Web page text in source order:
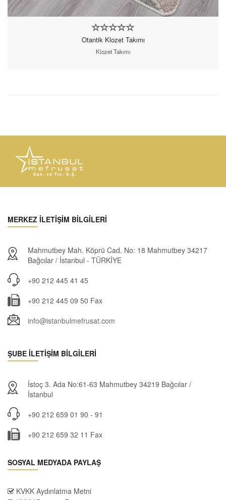
Otantik Klozet Takımı
Klozet Takımı
MERKEZ İLETİŞİM BİLGİLERİ
Mahmutbey Mah. Köprü Cad. No: 18 Mahmutbey 34217
Bağcılar / İstanbul - TÜRKİYE
+90 212 445 41 45
+90 212 445 09 50 Fax
info@istanbulmefrusat.com
ŞUBE İLETİŞİM BİLGİLERİ
İstoç 3. Ada No:61-63 Mahmutbey 34219 Bağcılar /
İstanbul
+90 212 659 01 90 - 91
+90 212 659 32 11 Fax
SOSYAL MEDYADA PAYLAŞ
KVKK Aydınlatma Metni